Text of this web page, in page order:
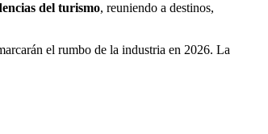
del turismo, reuniendo a destinos,
el rumbo de la industria en 2026. La